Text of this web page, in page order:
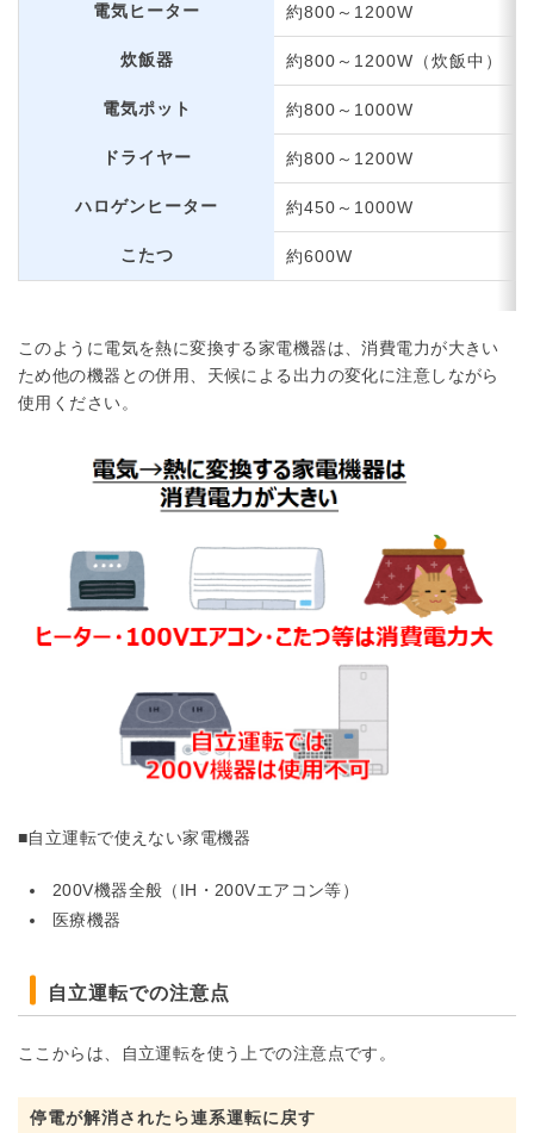
電気ヒーター 約800～1200W
炊飯器 約800～1200W（炊飯中）
電気ポット 約800～1000W
ドライヤー 約800～1200W
ハロゲンヒーター 約450～1000W
こたつ 約600W
このように電気を熱に変換する家電機器は、消費電力が大きい
ため他の機器との併用、天候による出力の変化に注意しながら
使用ください。
■自立運転で使えない家電機器
200V機器全般（IH・200Vエアコン等）
医療機器
自立運転での注意点
ここからは、自立運転を使う上での注意点です。
停電が解消されたら連系運転に戻す